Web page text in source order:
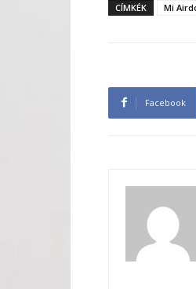
CÍMKÉK Mi
Facebook